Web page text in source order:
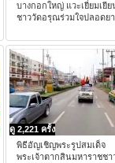
บางกอกใหญ่ แวะเยี่ยมเยี
ชาววัดอรุณร่วมใจปลอดย
ดู 2,221 ครั้ง
พิธีอัญเชิญพระรูปสมเด็จ
พระเจ้าตากสินมหาราชช